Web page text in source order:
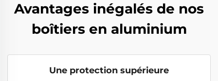
Avantages inégalés de nos
boîtiers en aluminium
Une protection supérieure